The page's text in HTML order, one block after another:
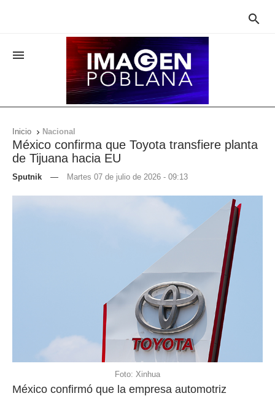


Inicio  Nacional
México confirma que Toyota transfiere planta
de Tijuana hacia EU
Sputnik — Martes 07 de julio de 2026 - 09:13
Foto: Xinhua
México confirmó que la empresa automotriz